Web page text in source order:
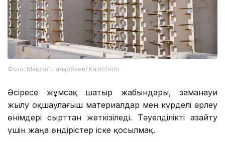
Фото: Мақсат Шағырбаев/ Kazinform
Әсіресе жұмсақ шатыр жабындары, заманауи
жылу оқшаулағыш материалдар мен күрделі әрлеу
өнімдері сырттан жеткізіледі. Тәуелділікті азайту
үшін жаңа өндірістер іске қосылмақ.